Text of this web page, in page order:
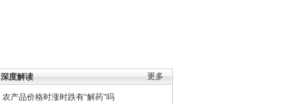
更多
深度解读
农产品价格时涨时跌有“解药”吗